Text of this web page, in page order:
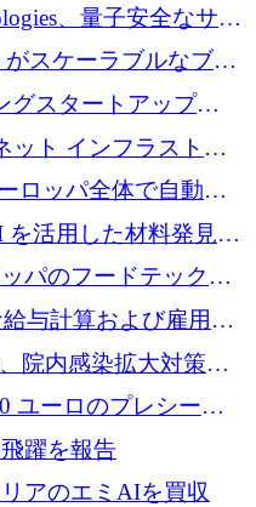
るために 4,000 万ド
、量子安全なサイ
ラストラクチャの拡
がスケーラブルなブレ
ターフェイスのため
グスタートアップ
投資で 2,000 万ドルを
ット インフラストラ
向けに 300 万ドルの
ロッパ全体で自動電
めに 2,800 万ドルを
を活用した材料発見を
万ユーロのベル
パのフードテックセ
ルズを中心に再構築
給与計算および雇用プ
るために 1,740 万ド
院内感染拡大対策に
ユーロのプレシード
レッドシートをター
躍を報告
アのエミAIを買収